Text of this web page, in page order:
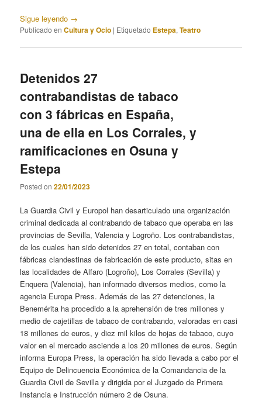
Sigue leyendo →
Publicado en Cultura y Ocio | Etiquetado Estepa,Teatro
Detenidos 27
contrabandistas de tabaco
con 3 fábricas en España,
una de ella en Los Corrales, y
ramificaciones en Osuna y
Estepa
Posted on22/01/2023
La Guardia Civil y Europol han desarticulado una organización
criminal dedicada al contrabando de tabaco que operaba en las
provincias de Sevilla, Valencia y Logroño. Los contrabandistas,
de los cuales han sido detenidos 27 en total, contaban con
fábricas clandestinas de fabricación de este producto, sitas en
las localidades de Alfaro (Logroño), Los Corrales (Sevilla) y
Enquera (Valencia), han informado diversos medios, como la
agencia Europa Press. Además de las 27 detenciones, la
Benemérita ha procedido a la aprehensión de tres millones y
medio de cajetillas de tabaco de contrabando, valoradas en casi
18 millones de euros, y diez mil kilos de hojas de tabaco, cuyo
valor en el mercado asciende a los 20 millones de euros. Según
informa Europa Press, la operación ha sido llevada a cabo por el
Equipo de Delincuencia Económica de la Comandancia de la
Guardia Civil de Sevilla y dirigida por el Juzgado de Primera
Instancia e Instrucción número 2 de Osuna.